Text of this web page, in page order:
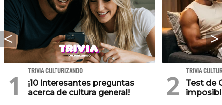
TRIVIA CULTURIZANDO
¡10 interesantes preguntas
acerca de cultura general!
TRIVIA
Test de